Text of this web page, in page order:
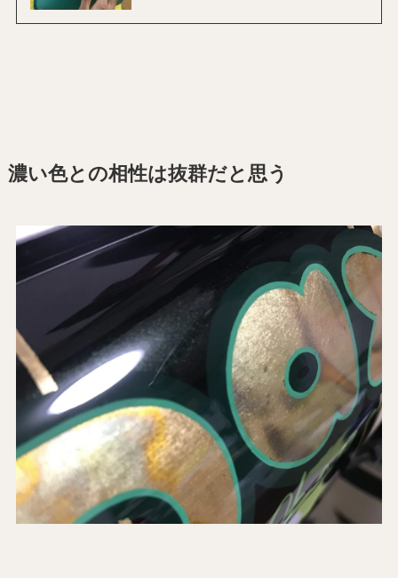
濃い色との相性は抜群だと思う